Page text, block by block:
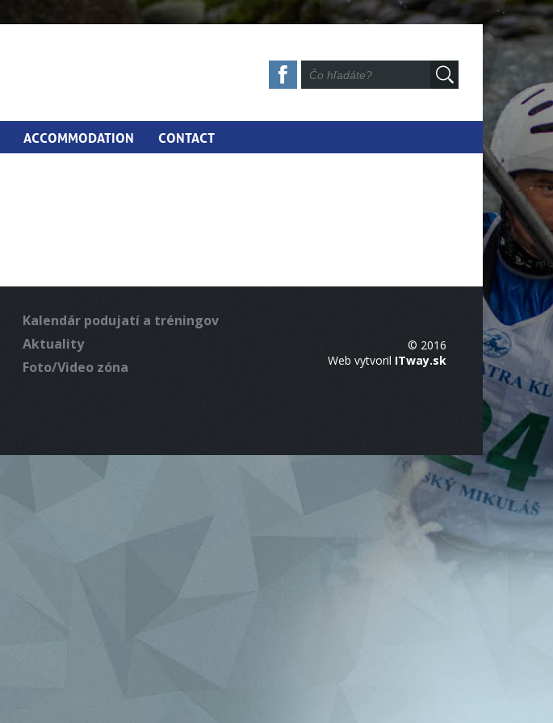
ACCOMMODATION CONTACT
Kalendár podujatí a tréningov
Aktuality
Foto/Video zóna
© 2016
Web vytvoril ITway.sk